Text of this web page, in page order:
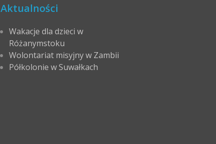
Aktualności
Wakacje dla dzieci w
Różanymstoku
Wolontariat misyjny w Zambii
Półkolonie w Suwałkach